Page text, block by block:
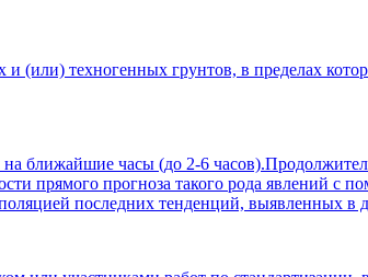
(или) техногенных грунтов, в пределах
ближайшие часы (до 2-6
прямого прогноза такого рода явлений
последних тенденций, выявленных